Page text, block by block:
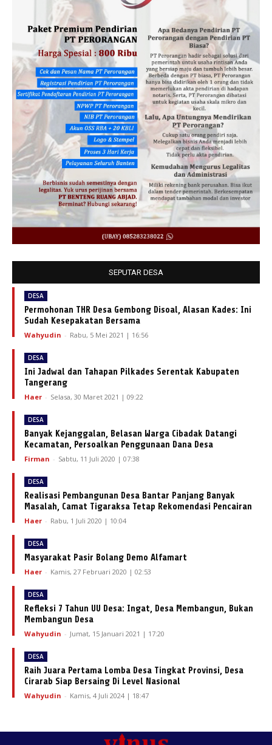
SEPUTAR DESA
DESA
Permohonan THR Desa Gembong Disoal, Alasan Kades: Ini
Sudah Kesepakatan Bersama
Wahyudin - Rabu, 5 Mei 2021 | 16:56
DESA
Ini Jadwal dan Tahapan Pilkades Serentak Kabupaten
Tangerang
Haer - Selasa, 30 Maret 2021 | 09:22
DESA
Banyak Kejanggalan, Belasan Warga Cibadak Datangi
Kecamatan, Persoalkan Penggunaan Dana Desa
Firman - Sabtu, 11 Juli 2020 | 07:38
DESA
Realisasi Pembangunan Desa Bantar Panjang Banyak
Masalah, Camat Tigaraksa Tetap Rekomendasi Pencairan
Haer - Rabu, 1 Juli 2020 | 10:04
DESA
Masyarakat Pasir Bolang Demo Alfamart
Haer - Kamis, 27 Februari 2020 | 02:53
DESA
Refleksi 7 Tahun UU Desa: Ingat, Desa Membangun, Bukan
Membangun Desa
Wahyudin - Jumat, 15 Januari 2021 | 17:20
DESA
Raih Juara Pertama Lomba Desa Tingkat Provinsi, Desa
Cirarab Siap Bersaing Di Level Nasional
Wahyudin - Kamis, 4 Juli 2024 | 18:47